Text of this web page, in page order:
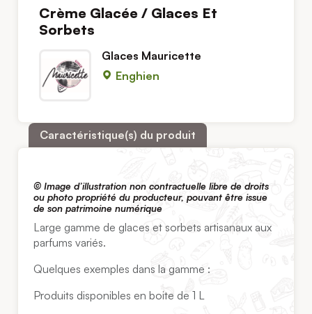
Crème Glacée / Glaces Et
Sorbets
Glaces Mauricette
Enghien
Caractéristique(s) du produit
© Image d’illustration non contractuelle libre de droits
ou photo propriété du producteur, pouvant être issue
de son patrimoine numérique
Large gamme de glaces et sorbets artisanaux aux
parfums variés.
Quelques exemples dans la gamme :
Produits disponibles en boite de 1 L